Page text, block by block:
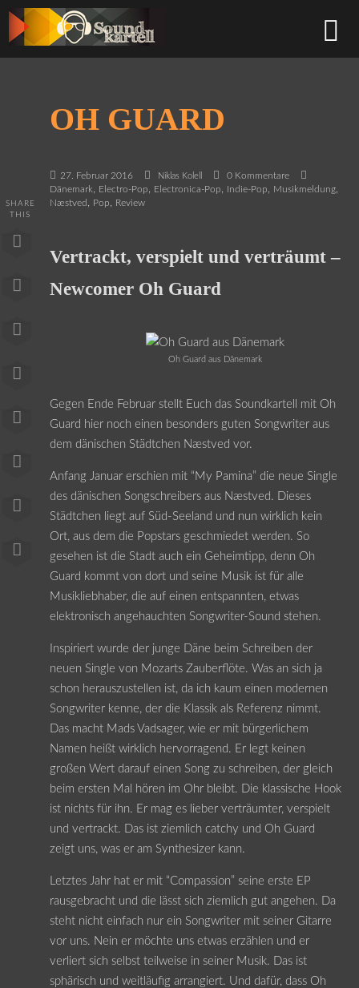
OH GUARD
27. Februar 2016 Niklas Kolell
0 Kommentare
Dänemark, Electro-Pop, Electronica-Pop, Indie-Pop, Musikmeldung,
Næstved , Pop, Review
SHARE
THIS
Vertrackt, verspielt und verträumt –
Newcomer Oh Guard
Oh Guard aus Dänemark
Gegen Ende Februar stellt Euch das Soundkartell mit Oh
Guard hier noch einen besonders guten Songwriter aus
dem dänischen Städtchen Næstved vor.
Anfang Januar erschien mit “My Pamina” die neue Single
des dänischen Songschreibers aus Næstved. Dieses
Städtchen liegt auf Süd-Seeland und nun wirklich kein
Ort, aus dem die Popstars geschmiedet werden. So
gesehen ist die Stadt auch ein Geheimtipp, denn Oh
Guard kommt von dort und seine Musik ist für alle
Musikliebhaber, die auf einen entspannten, etwas
elektronisch angehauchten Songwriter-Sound stehen.
Inspiriert wurde der junge Däne beim Schreiben der
neuen Single von Mozarts Zauberflöte. Was an sich ja
schon herauszustellen ist, da ich kaum einen modernen
Songwriter kenne, der die Klassik als Referenz nimmt.
Das macht Mads Vadsager, wie er mit bürgerlichem
Namen heißt wirklich hervorragend. Er legt keinen
großen Wert darauf einen Song zu schreiben, der gleich
beim ersten Mal hören im Ohr bleibt. Die klassische Hook
ist nichts für ihn. Er mag es lieber verträumter, verspielt
und vertrackt. Das ist ziemlich catchy und Oh Guard
zeigt uns, was er am Synthesizer kann.
Letztes Jahr hat er mit “Compassion” seine erste EP
rausgebracht und die lässt sich ziemlich gut angehen. Da
steht nicht einfach nur ein Songwriter mit seiner Gitarre
vor uns. Nein er möchte uns etwas erzählen und er
verliert sich selbst teilweise in seiner Musik. Das ist
sphärisch und weitläufig arrangiert. Und dafür, dass Oh